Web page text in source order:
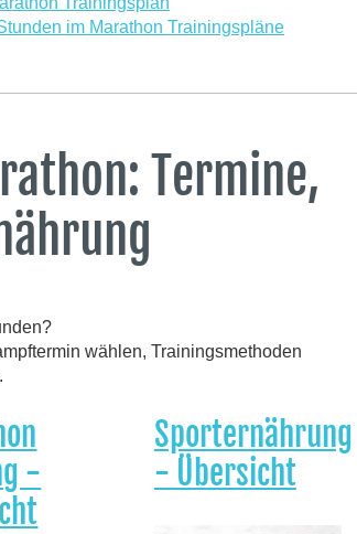
im Marathon Trainingspläne
Termine,
wählen, Trainingsmethoden
-
Sporternährung
- Übersicht